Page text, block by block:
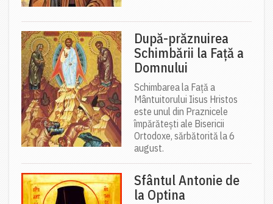
După-prăznuirea
Schimbării la Față a
Domnului
Schimbarea la Față a
Mântuitorului Iisus Hristos
este unul din Praznicele
împărătești ale Bisericii
Ortodoxe, sărbătorită la 6
august.
Sfântul Antonie de
la Optina